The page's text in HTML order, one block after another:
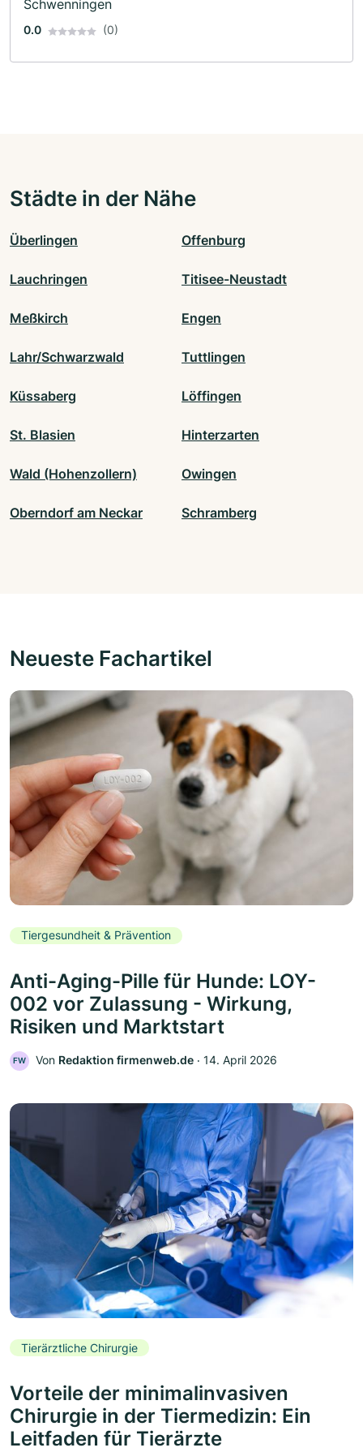
Schwenningen
0.0 (0)
Städte in der Nähe
Überlingen Offenburg
Lauchringen Titisee-Neustadt
Meßkirch Engen
Lahr/Schwarzwald Tuttlingen
Küssaberg Löffingen
St. Blasien Hinterzarten
Wald (Hohenzollern) Owingen
Oberndorf am Neckar Schramberg
Neueste Fachartikel
Tiergesundheit & Prävention
Anti-Aging-Pille für Hunde: LOY-
002 vor Zulassung - Wirkung,
Risiken und Marktstart
FW Von Redaktion firmenweb.de ‧ 14. April 2026
Tierärztliche Chirurgie
Vorteile der minimalinvasiven
Chirurgie in der Tiermedizin: Ein
Leitfaden für Tierärzte